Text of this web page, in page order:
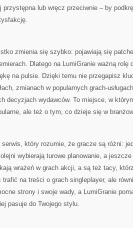
przystępna lub wręcz przeciwnie – by
zmienia się szybko: pojawiają się
Dlatego na LumiGranie ważną rolę
na pulsie. Dzięki temu nie przegapisz
zmianach w popularnych grach-
decyzjach wydawców. To miejsce, w
ale też o tym, co dzieje się w
serwis, który rozumie, że gracze są różni:
wybierają turowe planowanie, a
wrażeń w grach akcji, a są też tacy,
na treści o grach singleplayer, ale
strony i swoje wady, a LumiGranie
pasuje do Twojego stylu.